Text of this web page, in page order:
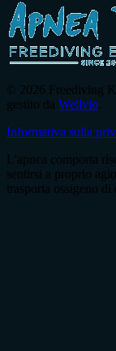
© 2026 Freediving
gestito da Wellvio
Informativa sulla
L'apnea comporta
sentirsi a proprio
trasporta ossigeno di